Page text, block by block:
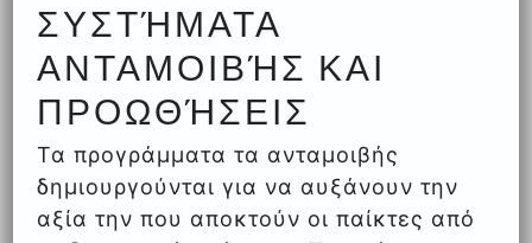
ΣΥΣΤΉΜΑΤΑ
ΑΝΤΑΜΟΙΒΉΣ ΚΑΙ
ΠΡΟΩΘΉΣΕΙΣ
Τα προγράμματα τα ανταμοιβής
δημιουργούνται για να αυξάνουν την
αξία την που αποκτούν οι παίκτες από